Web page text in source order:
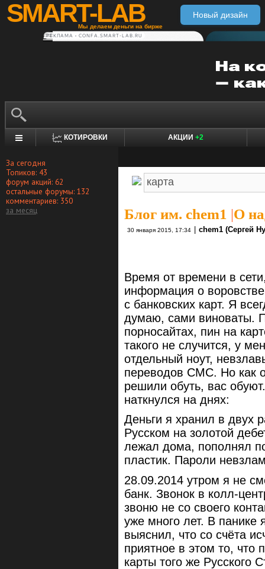
SMART-LAB
Мы делаем деньги на бирже
Новый дизайн
РЕКЛАМА • CONFA.SMART-LAB.RU
КОТИРОВКИ АКЦИИ +2
За сегодня
Топиков: 43
форум акций: 62
остальные форумы: 132
комментариев: 350
за месяц
Блог им. chem1 |О
30 января 2015, 17:34 chem1 (Сергей
Время от времени в
информация о
с банковских карт. Я
думаю, сами виноваты.
порносайтах, пин на
такого не случится, у
отдельный ноут,
переводов СМС. Но как
решили обуть, вас
наткнулся на днях:
Деньги я хранил в двух
Русском на золотой
лежал дома, пополнял
пластик. Пароли
28.09.2014 утром я не
банк. Звонок в колл-
звоню не со своего
уже много лет. В панике
выяснил, что со счёта
приятное в этом то, что
карты того же Русского